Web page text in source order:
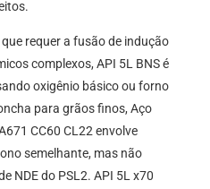
requer a fusão de indução
complexos, API 5L BNS é
oxigênio básico ou forno
para grãos finos, Aço
CC60 CL22 envolve
semelhante, mas não
NDE do PSL2. API 5L x70